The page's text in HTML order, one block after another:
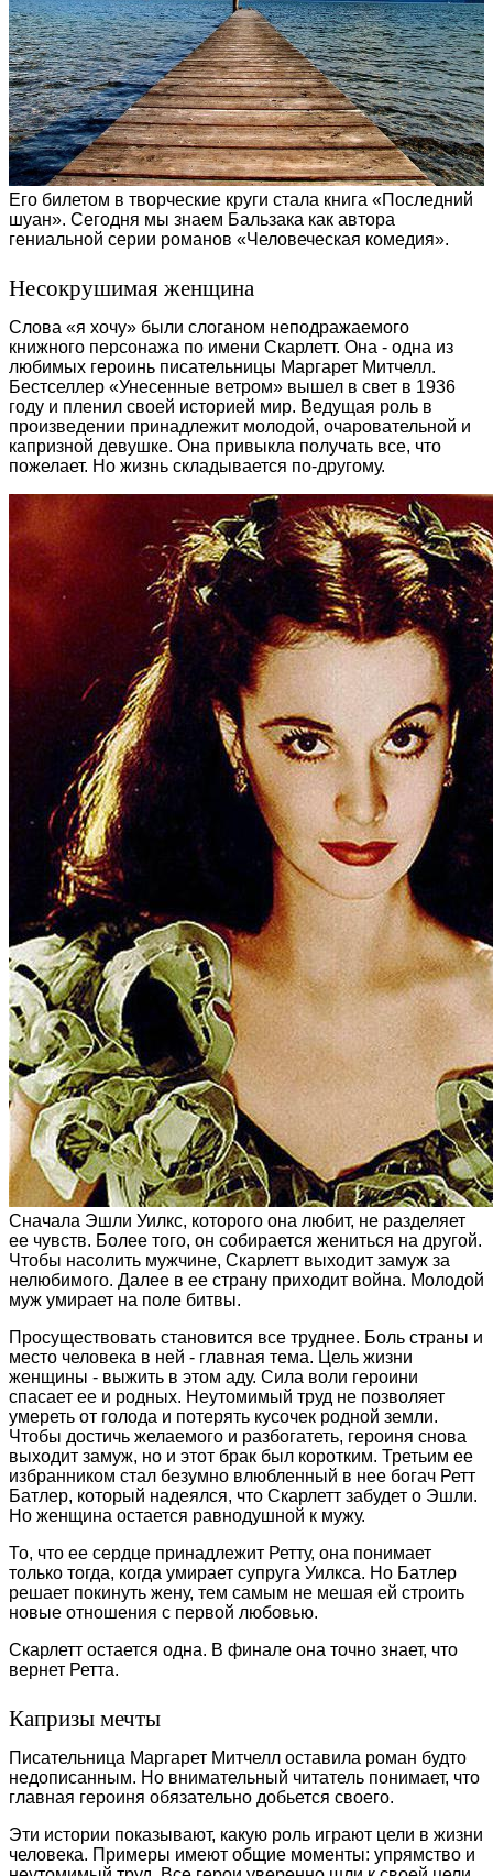
Его билетом в творческие круги стала книга «Последний
шуан». Сегодня мы знаем Бальзака как автора
гениальной серии романов «Человеческая комедия».
Несокрушимая женщина
Слова «я хочу» были слоганом неподражаемого
книжного персонажа по имени Скарлетт. Она - одна из
любимых героинь писательницы Маргарет Митчелл.
Бестселлер «Унесенные ветром» вышел в свет в 1936
году и пленил своей историей мир. Ведущая роль в
произведении принадлежит молодой, очаровательной и
капризной девушке. Она привыкла получать все, что
пожелает. Но жизнь складывается по-другому.
Сначала Эшли Уилкс, которого она любит, не разделяет
ее чувств. Более того, он собирается жениться на другой.
Чтобы насолить мужчине, Скарлетт выходит замуж за
нелюбимого. Далее в ее страну приходит война. Молодой
муж умирает на поле битвы.
Просуществовать становится все труднее. Боль страны и
место человека в ней - главная тема. Цель жизни
женщины - выжить в этом аду. Сила воли героини
спасает ее и родных. Неутомимый труд не позволяет
умереть от голода и потерять кусочек родной земли.
Чтобы достичь желаемого и разбогатеть, героиня снова
выходит замуж, но и этот брак был коротким. Третьим ее
избранником стал безумно влюбленный в нее богач Ретт
Батлер, который надеялся, что Скарлетт забудет о Эшли.
Но женщина остается равнодушной к мужу.
То, что ее сердце принадлежит Ретту, она понимает
только тогда, когда умирает супруга Уилкса. Но Батлер
решает покинуть жену, тем самым не мешая ей строить
новые отношения с первой любовью.
Скарлетт остается одна. В финале она точно знает, что
вернет Ретта.
Капризы мечты
Писательница Маргарет Митчелл оставила роман будто
недописанным. Но внимательный читатель понимает, что
главная героиня обязательно добьется своего.
Эти истории показывают, какую роль играют цели в жизни
человека. Примеры имеют общие моменты: упрямство и